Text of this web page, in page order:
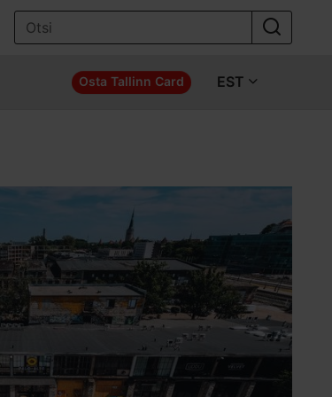
Osta Tallinn Card EST